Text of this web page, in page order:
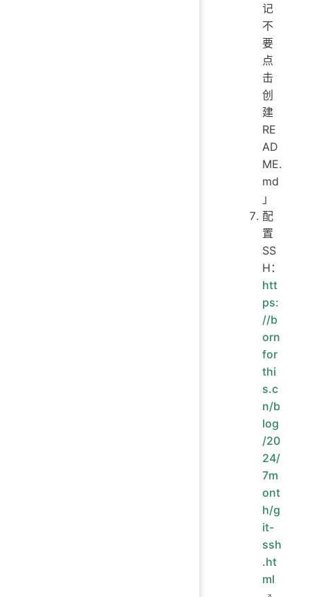
记
不
要
点
击
创
建
RE
AD
ME.
md
」
配
置
SS
H：
htt
ps:
//b
orn
for
thi
s.c
n/b
log
/20
24/
7m
ont
h/g
it-
ssh
.ht
ml